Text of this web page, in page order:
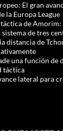
El gran
la Europa League
de
de tres
distancia de
una función de
táctica
lateral para